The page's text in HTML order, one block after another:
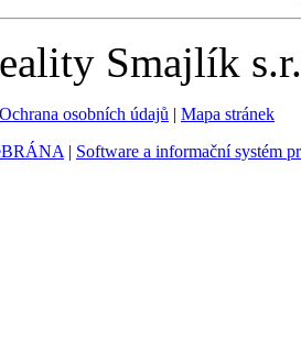
Smajlík
Ochrana osobních údajů | Mapa stránek
| Software a informační systém